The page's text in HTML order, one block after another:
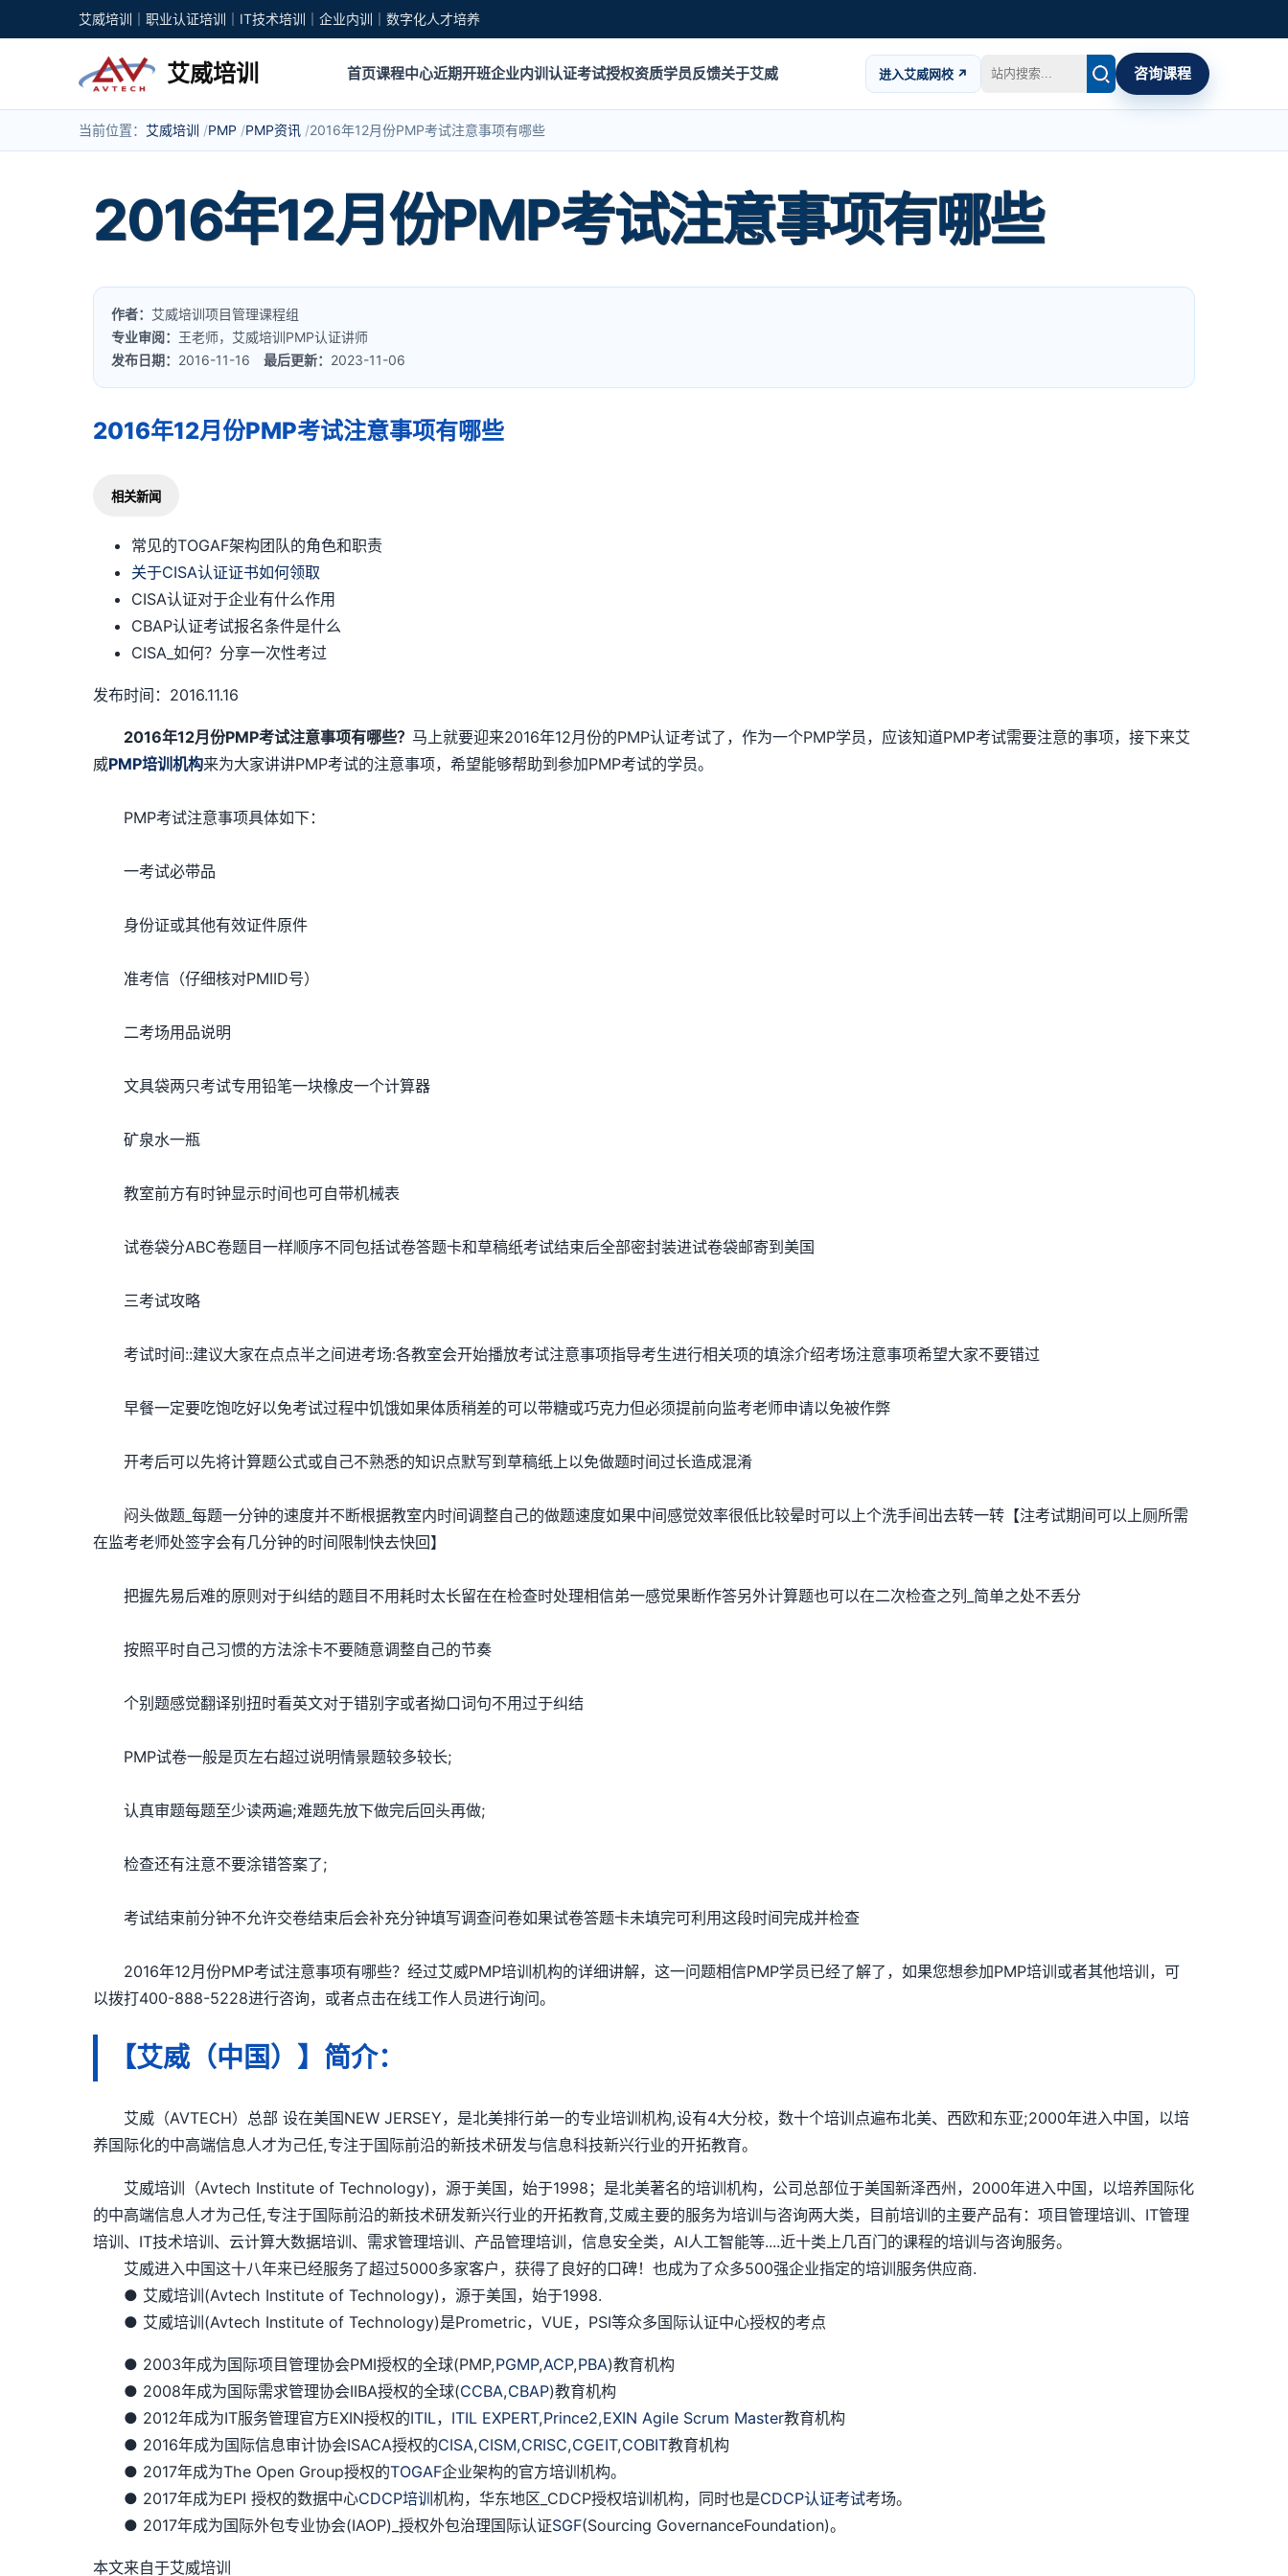
艾威培训｜职业认证培训｜IT技术培训｜企业内训｜数字化人才培养
艾威培训 首页课程中心近期开班企业内训认证考试授权资质学员反馈关于艾威 进入艾威网校 ↗ 咨询课程
当前位置： 艾威培训 PMP PMP资讯 2016年12月份PMP考试注意事项有哪些
2016年12月份PMP考试注意事项有哪些
作者： 艾威培训项目管理课程组
专业审阅： 王老师，艾威培训PMP认证讲师
发布日期： 2016-11-16最后更新： 2023-11-06
2016年12月份PMP考试注意事项有哪些
相关新闻
常见的TOGAF架构团队的角色和职责
关于CISA认证证书如何领取
CISA认证对于企业有什么作用
CBAP认证考试报名条件是什么
CISA_如何？分享一次性考过
发布时间：2016.11.16
2016年12月份PMP考试注意事项有哪些？ 马上就要迎来2016年12月份的PMP认证考试了，作为一个PMP学员，应该知道PMP考试需要注意的事项，接下来艾
威PMP培训机构来为大家讲讲PMP考试的注意事项，希望能够帮助到参加PMP考试的学员。
PMP考试注意事项具体如下：
一考试必带品
身份证或其他有效证件原件
准考信（仔细核对PMIID号）
二考场用品说明
文具袋两只考试专用铅笔一块橡皮一个计算器
矿泉水一瓶
教室前方有时钟显示时间也可自带机械表
试卷袋分ABC卷题目一样顺序不同包括试卷答题卡和草稿纸考试结束后全部密封装进试卷袋邮寄到美国
三考试攻略
考试时间::建议大家在点点半之间进考场:各教室会开始播放考试注意事项指导考生进行相关项的填涂介绍考场注意事项希望大家不要错过
早餐一定要吃饱吃好以免考试过程中饥饿如果体质稍差的可以带糖或巧克力但必须提前向监考老师申请以免被作弊
开考后可以先将计算题公式或自己不熟悉的知识点默写到草稿纸上以免做题时间过长造成混淆
闷头做题_每题一分钟的速度并不断根据教室内时间调整自己的做题速度如果中间感觉效率很低比较晕时可以上个洗手间出去转一转【注考试期间可以上厕所需
在监考老师处签字会有几分钟的时间限制快去快回】
把握先易后难的原则对于纠结的题目不用耗时太长留在在检查时处理相信弟一感觉果断作答另外计算题也可以在二次检查之列_简单之处不丢分
按照平时自己习惯的方法涂卡不要随意调整自己的节奏
个别题感觉翻译别扭时看英文对于错别字或者拗口词句不用过于纠结
PMP试卷一般是页左右超过说明情景题较多较长;
认真审题每题至少读两遍;难题先放下做完后回头再做;
检查还有注意不要涂错答案了;
考试结束前分钟不允许交卷结束后会补充分钟填写调查问卷如果试卷答题卡未填完可利用这段时间完成并检查
2016年12月份PMP考试注意事项有哪些？经过艾威PMP培训机构的详细讲解，这一问题相信PMP学员已经了解了，如果您想参加PMP培训或者其他培训，可
以拨打400-888-5228进行咨询，或者点击在线工作人员进行询问。
【艾威（中国）】简介：
艾威（AVTECH）总部 设在美国NEW JERSEY，是北美排行弟一的专业培训机构,设有4大分校，数十个培训点遍布北美、西欧和东亚;2000年进入中国，以培
养国际化的中高端信息人才为己任,专注于国际前沿的新技术研发与信息科技新兴行业的开拓教育。
艾威培训（Avtech Institute of Technology)，源于美国，始于1998；是北美著名的培训机构，公司总部位于美国新泽西州，2000年进入中国，以培养国际化
的中高端信息人才为己任,专注于国际前沿的新技术研发新兴行业的开拓教育,艾威主要的服务为培训与咨询两大类，目前培训的主要产品有：项目管理培训、IT管理
培训、IT技术培训、云计算大数据培训、需求管理培训、产品管理培训，信息安全类，AI人工智能等....近十类上几百门的课程的培训与咨询服务。
艾威进入中国这十八年来已经服务了超过5000多家客户，获得了良好的口碑！也成为了众多500强企业指定的培训服务供应商.
● 艾威培训(Avtech Institute of Technology)，源于美国，始于1998.
● 艾威培训(Avtech Institute of Technology)是Prometric，VUE，PSI等众多国际认证中心授权的考点
● 2003年成为国际项目管理协会PMI授权的全球(PMP,PGMP,ACP,PBA)教育机构
● 2008年成为国际需求管理协会IIBA授权的全球(CCBA,CBAP)教育机构
● 2012年成为IT服务管理官方EXIN授权的ITIL， ITIL EXPERT,Prince2,EXIN Agile Scrum Master教育机构
● 2016年成为国际信息审计协会ISACA授权的CISA,CISM,CRISC,CGEIT,COBIT教育机构
● 2017年成为The Open Group授权的TOGAF企业架构的官方培训机构。
● 2017年成为EPI 授权的数据中心CDCP培训机构，华东地区_CDCP授权培训机构，同时也是CDCP认证考试考场。
● 2017年成为国际外包专业协会(IAOP)_授权外包治理国际认证SGF(Sourcing GovernanceFoundation)。
本文来自于艾威培训